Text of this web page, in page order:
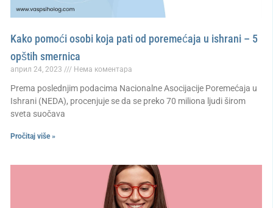
Kako pomoći osobi koja pati od poremećaja u ishrani – 5
opštih smernica
април 24, 2023 Нема коментара
Prema poslednjim podacima Nacionalne Asocijacije Poremećaja u
Ishrani (NEDA), procenjuje se da se preko 70 miliona ljudi širom
sveta suočava
Pročitaj više »